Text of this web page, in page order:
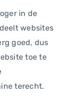
in de
websites
goed, dus
toe te
terecht.